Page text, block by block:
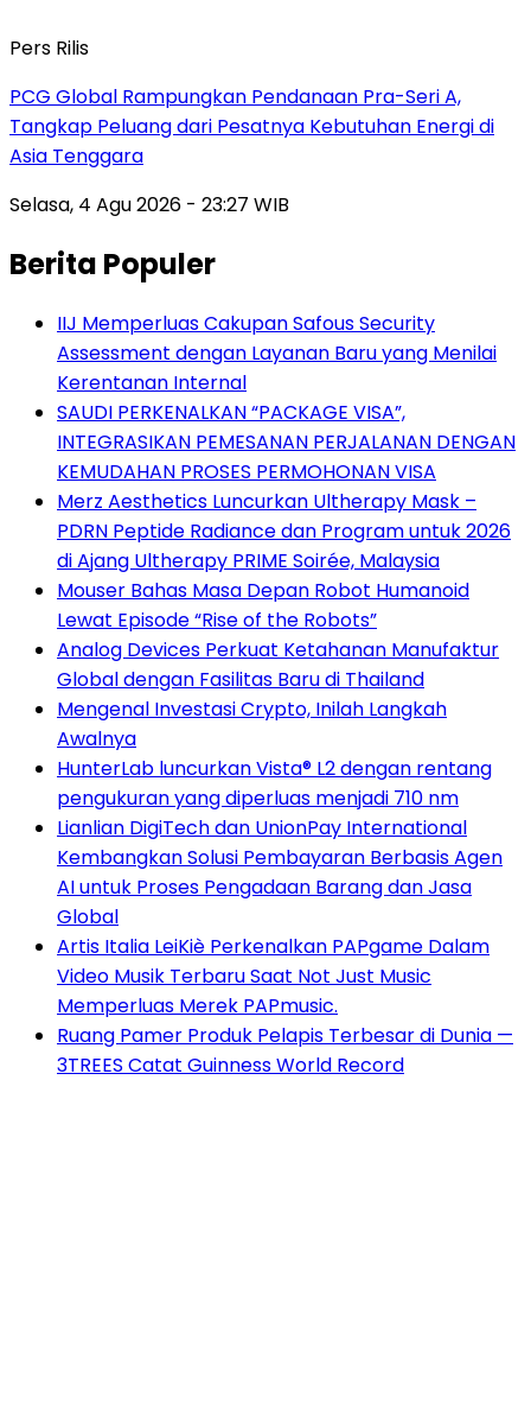
Pers Rilis
PCG Global Rampungkan Pendanaan Pra-Seri A,
Tangkap Peluang dari Pesatnya Kebutuhan Energi di
Asia Tenggara
Selasa, 4 Agu 2026 - 23:27 WIB
Berita Populer
IIJ Memperluas Cakupan Safous Security
Assessment dengan Layanan Baru yang Menilai
Kerentanan Internal
SAUDI PERKENALKAN “PACKAGE VISA”,
INTEGRASIKAN PEMESANAN PERJALANAN DENGAN
KEMUDAHAN PROSES PERMOHONAN VISA
Merz Aesthetics Luncurkan Ultherapy Mask –
PDRN Peptide Radiance dan Program untuk 2026
di Ajang Ultherapy PRIME Soirée, Malaysia
Mouser Bahas Masa Depan Robot Humanoid
Lewat Episode “Rise of the Robots”
Analog Devices Perkuat Ketahanan Manufaktur
Global dengan Fasilitas Baru di Thailand
Mengenal Investasi Crypto, Inilah Langkah
Awalnya
HunterLab luncurkan Vista® L2 dengan rentang
pengukuran yang diperluas menjadi 710 nm
Lianlian DigiTech dan UnionPay International
Kembangkan Solusi Pembayaran Berbasis Agen
AI untuk Proses Pengadaan Barang dan Jasa
Global
Artis Italia LeiKiè Perkenalkan PAPgame Dalam
Video Musik Terbaru Saat Not Just Music
Memperluas Merek PAPmusic.
Ruang Pamer Produk Pelapis Terbesar di Dunia —
3TREES Catat Guinness World Record